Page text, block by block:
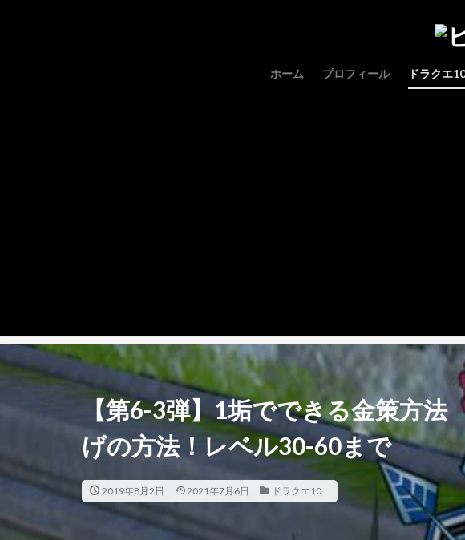
ホーム プロフィール ドラクエ10
【第6-3弾】1垢でできる金策方
げの方法！レベル30-60まで
2019年8月2日 2021年7月6日 ドラクエ10